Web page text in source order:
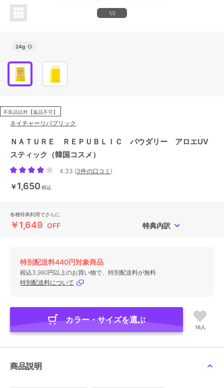
1/2
24g ○
不良品以外【返品不可】
ネイチャーリパブリック
ＮＡＴＵＲＥ ＲＥＰＵＢＬＩＣ パウダリー アロエUV
スティック（韓国コスメ）
4.33 (3件の口コミ )
￥1,650 税込
各種特典利用でさらに
￥1,649 OFF 特典内訳
特別配送料440円対象商品
税込3,980円以上のお買い物で、特別配送料が無料
特別配送料について
カラー・サイズを選ぶ
16人
商品説明